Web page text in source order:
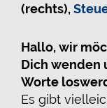
(rechts),
Hallo, wir
Dich wenden
Worte
Es gibt